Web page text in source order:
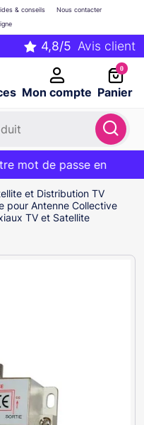
Mon compte
& conseils
Nous contacter
0
Panier
sur votre panier
le codeBIENVENUE
mot de passe en
et Distribution TV
pour Antenne Collective
TV et Satellite